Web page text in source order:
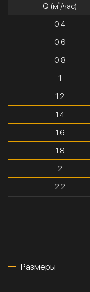
Q (м³/час)
0.4
0.6
0.8
1
1.2
1.4
1.6
1.8
2
2.2
Размеры